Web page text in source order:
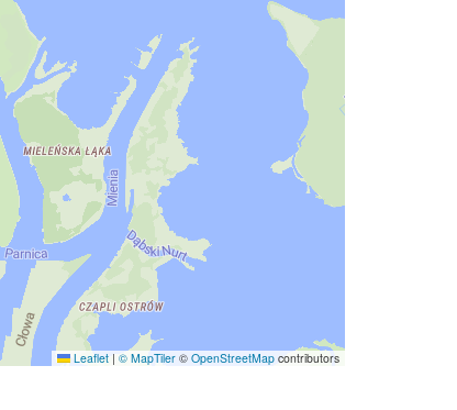
Leaflet | © MapTiler © OpenStreetMap contributors